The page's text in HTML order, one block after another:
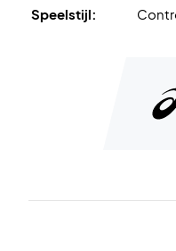
AHAR® Plus
is het
Ten slotte is de teen
betere schuurweerstand
Kleur: Blauw paars en
Speelstijl: